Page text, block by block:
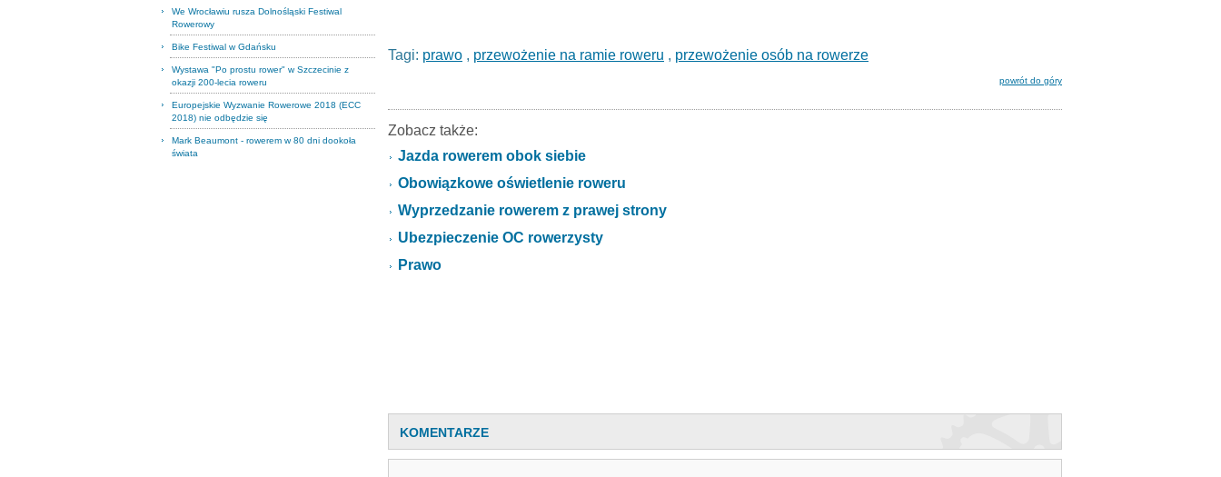
We Wrocławiu rusza Dolnośląski Festiwal
Rowerowy
Bike Festiwal w Gdańsku
Wystawa "Po prostu rower" w Szczecinie z
okazji 200-lecia roweru
Europejskie Wyzwanie Rowerowe 2018 (ECC
2018) nie odbędzie się
Mark Beaumont - rowerem w 80 dni dookoła
świata
Tagi: prawo , przewożenie na ramie roweru , przewożenie osób na rowerze
powrót do góry
Zobacz także:
Jazda rowerem obok siebie
Obowiązkowe oświetlenie roweru
Wyprzedzanie rowerem z prawej strony
Ubezpieczenie OC rowerzysty
Prawo
KOMENTARZE